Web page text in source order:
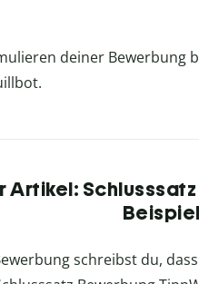
deiner Bewerbung
schreibst du,